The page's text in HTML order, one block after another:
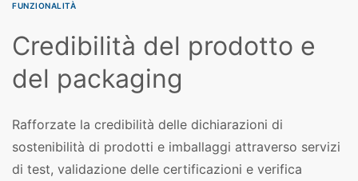
FUNZIONALITÀ
Credibilità del prodotto e
del packaging
Rafforzate la credibilità delle dichiarazioni di
sostenibilità di prodotti e imballaggi attraverso servizi
di test, validazione delle certificazioni e verifica